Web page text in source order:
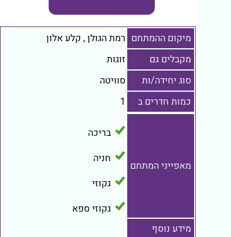
מיקום ההמתחם רמת הגולן, קלע אלון
מקבלים גם
זוגות
סוג יחידה/ות
סוויטה
כמות חדרים ב
1
מאפייני המתחם
בריכה
חניה
גקוזי
גקוזי ספא
מידע נוסף